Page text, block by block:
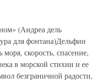
(Андреа дель
для фонтана)Дельфин
скорость, спасение,
в морской стихии и ее
безграничной радости,